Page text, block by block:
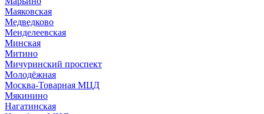
Маяковская
Медведково
Менделеевская
Минская
Митино
Мичуринский проспект
Молодёжная
Москва-Товарная МЦД
Мякинино
Нагатинская